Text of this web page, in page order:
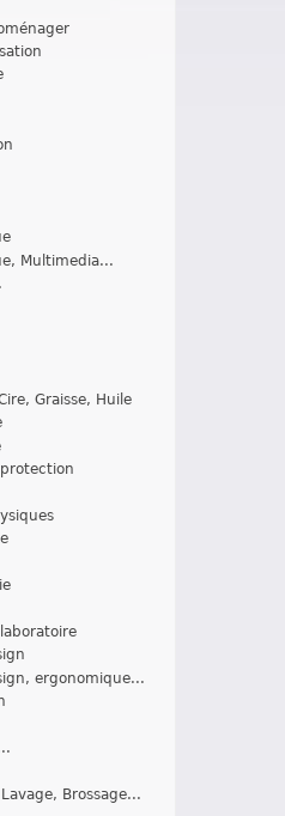
Multimedia...
Graisse, Huile
ergonomique...
Brossage...